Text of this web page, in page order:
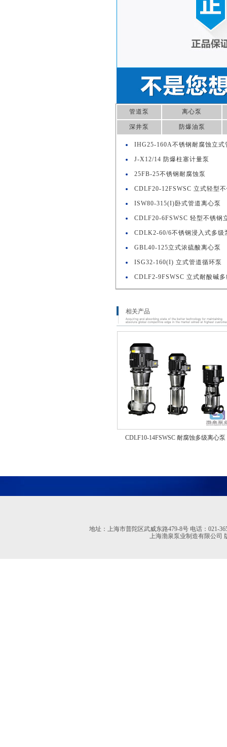
管道泵 离心泵
深井泵 防爆油泵
IHG25-160A不锈钢耐腐蚀立式
J-X12/14 防爆柱塞计量泵
25FB-25不锈钢耐腐蚀泵
CDLF20-12FSWSC 立式轻型
ISW80-315(I)卧式管道离心泵
CDLF20-6FSWSC 轻型不锈钢
CDLK2-60/6不锈钢浸入式多级
GBL40-125立式浓硫酸离心泵
ISG32-160(I) 立式管道循环泵
CDLF2-9FSWSC 立式耐酸碱
相关产品
CDLF10-14FSWSC 耐腐蚀多级离心泵
地址：上海市普陀区武威东路479-8号 电话：021-
上海渤泉泵业制造有限公司